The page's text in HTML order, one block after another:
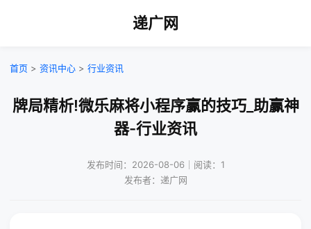
递广网
首页 > 资讯中心 > 行业资讯
牌局精析!微乐麻将小程序赢的技巧_助赢神
器-行业资讯
发布时间：2026-08-06｜阅读：1
发布者：递广网